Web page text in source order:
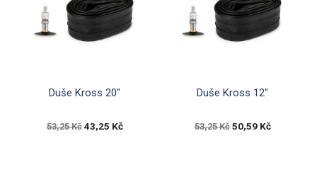
Rychlý náhled
Duše Kross 20"
53,25 Kč 43,25 Kč
Rychlý náhled
Duše Kross 12"
53,25 Kč 50,59 Kč